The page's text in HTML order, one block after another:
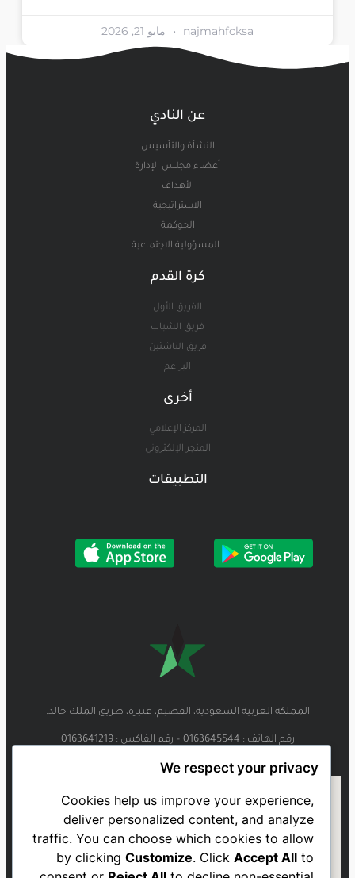
najmahfcksa مايو 21, 2026
عن النادي
النشأة والتأسيس
أعضاء مجلس الإدارة
الأهداف
الاستراتيجية
الحوكمة
المسؤولية الاجتماعية
كرة القدم
الفريق الأول
فريق الشباب
فريق الناشئين
البراعم
أخرى
المركز الإعلامي
المتجر الإلكتروني
التطبيقات
المملكة العربية السعودية، القصيم، عنيزة، طريق الملك خالد.
رقم الهاتف : 0163645544 – رقم الفاكس : 0163641219
We respect your privacy
Cookies help us improve your experience,
deliver personalized content, and analyze
traffic. You can choose which cookies to allow
by clickingCustomize. ClickAccept All to